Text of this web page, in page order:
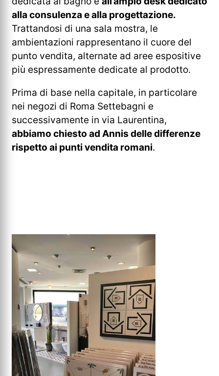
alla consulenza e alla progettazione.
Trattandosi di una sala mostra, le
ambientazioni rappresentano il cuore del
punto vendita, alternate ad aree espositive
più espressamente dedicate al prodotto.
Prima di base nella capitale, in particolare
nei negozi di Roma Settebagni e
successivamente in via Laurentina,
abbiamo chiesto ad Annis delle differenze
rispetto ai punti vendita romani.